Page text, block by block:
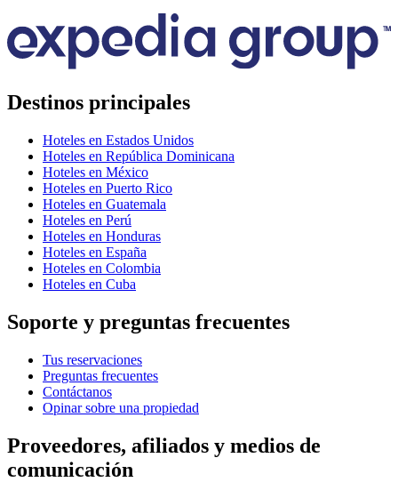
Destinos principales
Hoteles en Estados Unidos
Hoteles en República Dominicana
Hoteles en México
Hoteles en Puerto Rico
Hoteles en Guatemala
Hoteles en Perú
Hoteles en Honduras
Hoteles en España
Hoteles en Colombia
Hoteles en Cuba
Soporte y preguntas frecuentes
Tus reservaciones
Preguntas frecuentes
Contáctanos
Opinar sobre una propiedad
Proveedores, afiliados y medios de
comunicación